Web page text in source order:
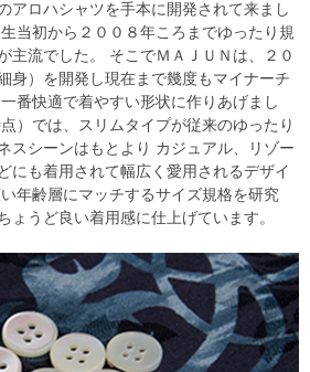
アロハシャツを手本に開発されて来まし
当初から２００８年ころまでゆったり規
主流でした。 そこでＭＡＪＵＮは、２０
身）を開発し現在まで幾度もマイナーチ
番快適で着やすい形状に作りあげまし
）では、スリムタイプが従来のゆったり
スシーンはもとより カジュアル、リゾー
にも着用されて幅広く愛用されるデザイ
年齢層にマッチするサイズ規格を研究
ょうど良い着用感に仕上げています。